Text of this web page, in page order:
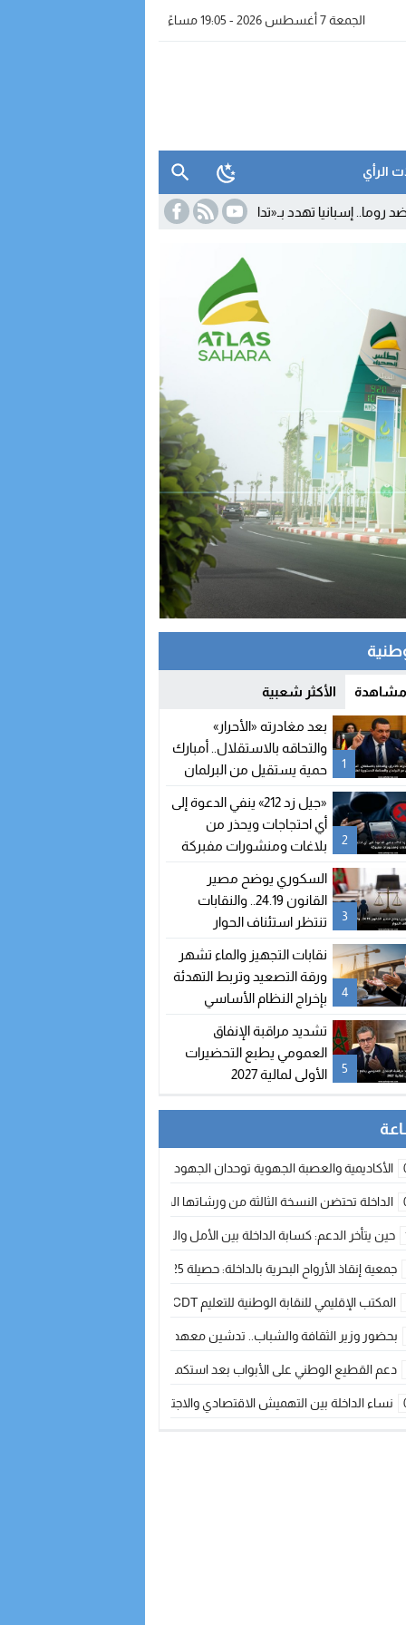
الجمعة 7 أغسطس 2026 - 19:05 مساءً
الرأي
بـ«تدابير متناسبة» رداً على تعليق شنغن
مشاهدة الأكثر شعبية
1
بعد مغادرته «الأحرار»
والتحاقه بالاستقلال.. أمبارك
حمية يستقيل من البرلمان
شغور مقعده
2
«جيل زد 212» ينفي الدعوة إلى
أي احتجاجات ويحذر من
بلاغات ومنشورات مفبركة
3
السكوري يوضح مصير
القانون 24.19.. والنقابات
تنتظر استئناف الحوار
4
نقابات التجهيز والماء تشهر
ورقة التصعيد وتربط التهدئة
بإخراج النظام الأساسي
5
تشديد مراقبة الإنفاق
العمومي يطبع التحضيرات
الأولى لمالية 2027
الأكاديمية والعصبة الجهوية توحدان الجهود لتطوير الممارسة الكروية بجهة
الداخلة تحتضن النسخة الثالثة من ورشاتها الدولية: تكوين متخصص في التراث
حين يتأخر الدعم: كسابة الداخلة بين الأمل والقلق ؟
جمعية إنقاذ الأرواح البحرية بالداخلة: حصيلة 2025 بين مهام الإنقاذ ومشروع “دار البحار”
المكتب الإقليمي للنقابة الوطنية للتعليم CDT يجتمع مع المدير الإقليمي لمناقشة ملفات جوهرية لنساء ورجال التعليم
بحضور وزير الثقافة والشباب.. تدشين معهد الموسيقى والفنون الكوريغرافية بالداخلة
دعم القطيع الوطني على الأبواب بعد استكمال الترقيم… الفلاحة المغربية
نساء الداخلة بين التهميش الاقتصادي والاجتماعي… في المؤسسات الإنتاجية